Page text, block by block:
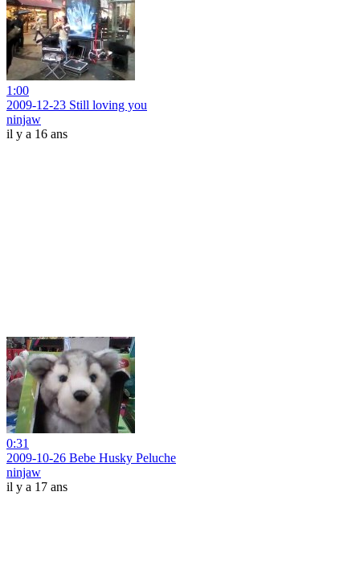
1:00
2009-12-23 Still loving you
ninjaw
il y a 16 ans
0:31
2009-10-26 Bebe Husky Peluche
ninjaw
il y a 17 ans